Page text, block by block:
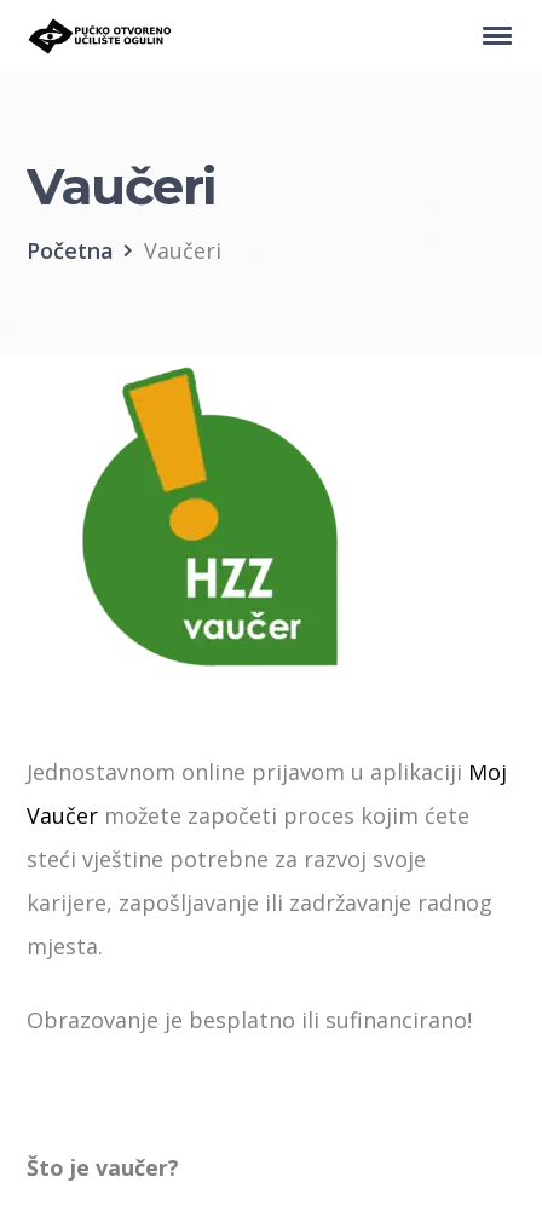
Vaučeri
Početna Vaučeri
Jednostavnom online prijavom u aplikaciji Moj
Vaučer možete započeti proces kojim ćete
steći vještine potrebne za razvoj svoje
karijere, zapošljavanje ili zadržavanje radnog
mjesta.
Obrazovanje je besplatno ili sufinancirano!
Što je vaučer?